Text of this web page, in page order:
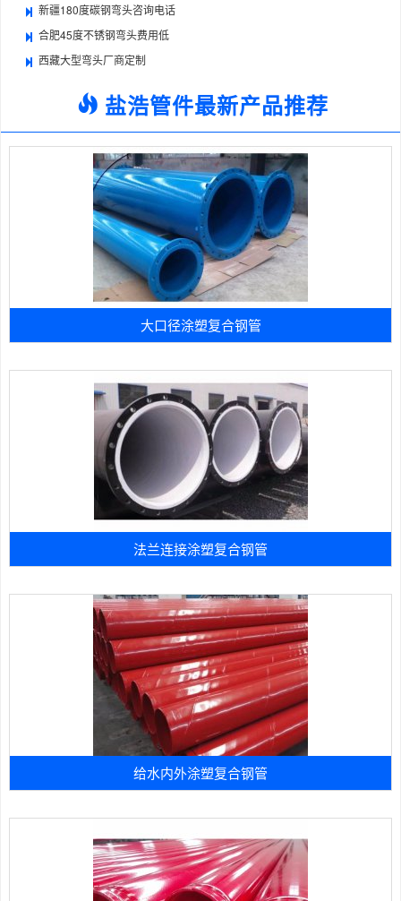
新疆180度碳钢弯头咨询电话
合肥45度不锈钢弯头费用低
西藏大型弯头厂商定制
盐浩管件最新产品推荐
大口径涂塑复合钢管
法兰连接涂塑复合钢管
给水内外涂塑复合钢管